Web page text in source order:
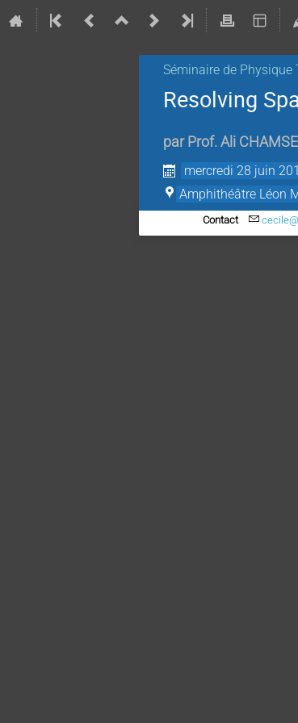
Séminaire de Physique
Resolving
par Prof. Ali
mercredi 28 juin
Amphithéâtre Léon
Contact